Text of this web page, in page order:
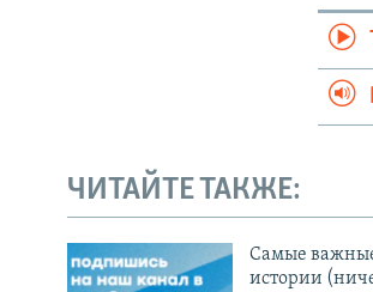
ЧИТАЙТЕ ТАКЖЕ:
Cамые
истории